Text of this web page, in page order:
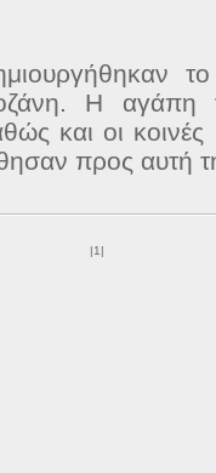
Η αγάπη
και οι κοινές
προς αυτή
|1 |